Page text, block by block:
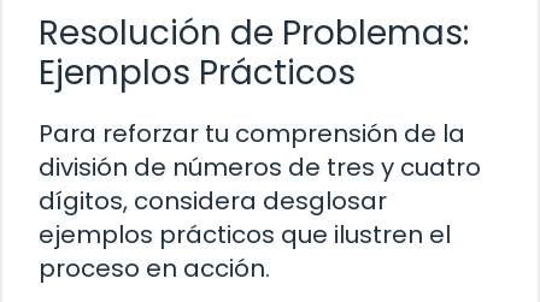
Resolución de Problemas:
Ejemplos Prácticos
Para reforzar tu comprensión de la
división de números de tres y cuatro
dígitos, considera desglosar
ejemplos prácticos que ilustren el
proceso en acción.